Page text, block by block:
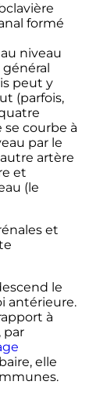
formé
niveau
peut y
(parfois,
se courbe à
par le
artère
et
(le
et
le
antérieure.
à
par
elle